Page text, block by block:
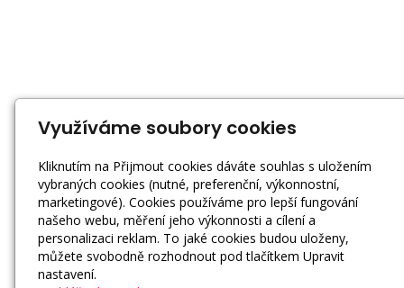
Využíváme soubory cookies
Kliknutím na Přijmout cookies dáváte souhlas s uložením
vybraných cookies (nutné, preferenční, výkonnostní,
marketingové). Cookies používáme pro lepší fungování
našeho webu, měření jeho výkonnosti a cílení a
personalizaci reklam. To jaké cookies budou uloženy,
můžete svobodně rozhodnout pod tlačítkem Upravit
nastavení.